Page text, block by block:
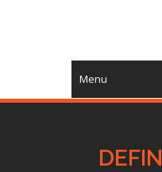
Menu